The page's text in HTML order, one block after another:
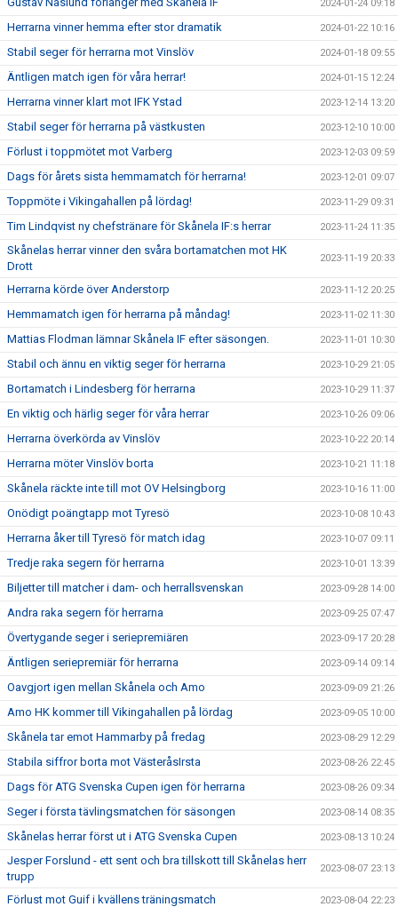
2024-01-24 09:18
Herrarna vinner hemma efter stor dramatik 2024-01-22 10:16
Stabil seger för herrarna mot Vinslöv 2024-01-18 09:55
Äntligen match igen för våra herrar! 2024-01-15 12:24
Herrarna vinner klart mot IFK Ystad 2023-12-14 13:20
Stabil seger för herrarna på västkusten 2023-12-10 10:00
Förlust i toppmötet mot Varberg 2023-12-03 09:59
Dags för årets sista hemmamatch för herrarna! 2023-12-01 09:07
Toppmöte i Vikingahallen på lördag! 2023-11-29 09:31
Tim Lindqvist ny chefstränare för Skånela IF:s herrar 2023-11-24 11:35
Skånelas herrar vinner den svåra bortamatchen mot HK
Drott
2023-11-19 20:33
Herrarna körde över Anderstorp 2023-11-12 20:25
Hemmamatch igen för herrarna på måndag! 2023-11-02 11:30
Mattias Flodman lämnar Skånela IF efter säsongen. 2023-11-01 10:30
Stabil och ännu en viktig seger för herrarna 2023-10-29 21:05
Bortamatch i Lindesberg för herrarna 2023-10-29 11:37
En viktig och härlig seger för våra herrar 2023-10-26 09:06
Herrarna överkörda av Vinslöv 2023-10-22 20:14
Herrarna möter Vinslöv borta 2023-10-21 11:18
Skånela räckte inte till mot OV Helsingborg 2023-10-16 11:00
Onödigt poängtapp mot Tyresö 2023-10-08 10:43
Herrarna åker till Tyresö för match idag 2023-10-07 09:11
Tredje raka segern för herrarna 2023-10-01 13:39
Biljetter till matcher i dam- och herrallsvenskan 2023-09-28 14:00
Andra raka segern för herrarna 2023-09-25 07:47
Övertygande seger i seriepremiären 2023-09-17 20:28
Äntligen seriepremiär för herrarna 2023-09-14 09:14
Oavgjort igen mellan Skånela och Amo 2023-09-09 21:26
Amo HK kommer till Vikingahallen på lördag 2023-09-05 10:00
Skånela tar emot Hammarby på fredag 2023-08-29 12:29
Stabila siffror borta mot VästeråsIrsta 2023-08-26 22:45
Dags för ATG Svenska Cupen igen för herrarna 2023-08-26 09:34
Seger i första tävlingsmatchen för säsongen 2023-08-14 08:35
Skånelas herrar först ut i ATG Svenska Cupen 2023-08-13 10:24
Jesper Forslund - ett sent och bra tillskott till Skånelas herr
trupp
2023-08-07 23:13
Förlust mot Guif i kvällens träningsmatch 2023-08-04 22:23